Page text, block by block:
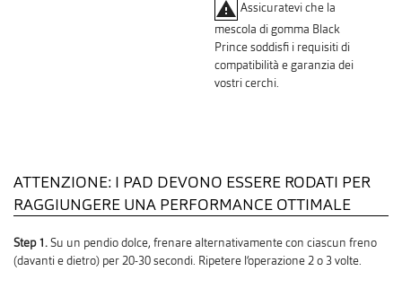
warning Assicuratevi che la
mescola di gomma Black
Prince soddisfi i requisiti di
compatibilità e garanzia dei
vostri cerchi.
ATTENZIONE: I PAD DEVONO ESSERE RODATI PER
RAGGIUNGERE UNA PERFORMANCE OTTIMALE
Step 1.Su un pendio dolce, frenare alternativamente con ciascun freno
(davanti e dietro) per 20-30 secondi. Ripetere l‘operazione 2 o 3 volte.